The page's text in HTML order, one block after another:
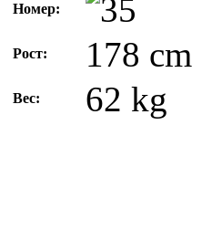
Номер:
Рост: 178 cm
Вес: 62 kg